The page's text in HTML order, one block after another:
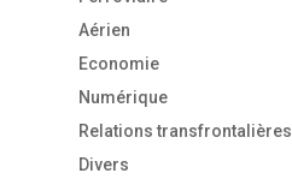
Aérien
Economie
Numérique
Relations transfrontalières
Divers